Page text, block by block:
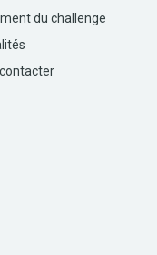
du challenge